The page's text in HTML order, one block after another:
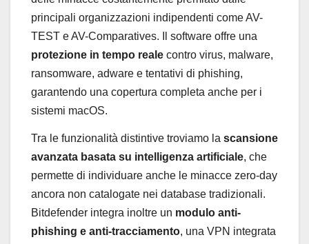
principali organizzazioni indipendenti come AV-
TEST e AV-Comparatives. Il software offre una
protezione in tempo reale contro virus, malware,
ransomware, adware e tentativi di phishing,
garantendo una copertura completa anche per i
sistemi macOS.
Tra le funzionalità distintive troviamo la scansione
avanzata basata su intelligenza artificiale, che
permette di individuare anche le minacce zero-day
ancora non catalogate nei database tradizionali.
Bitdefender integra inoltre un modulo anti-
phishing e anti-tracciamento, una VPN integrata